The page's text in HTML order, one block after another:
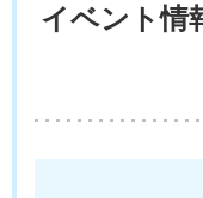
イベント情